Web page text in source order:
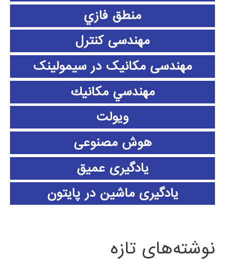
منطق فازي
مهندسی کنترل
مهندسی مکانیک در سیمولینک
مهندسي مكانيك
ویولت
هوش مصنوعی
یادگیری عمیق
یادگیری ماشین در پایتون
نوشته‌های تازه